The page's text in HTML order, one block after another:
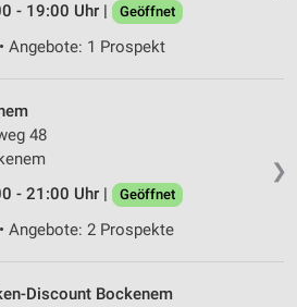
- 19:00 Uhr |
Geöffnet
Angebote: 1 Prospekt
❯
48
- 21:00 Uhr |
Geöffnet
Angebote: 2 Prospekte
Discount Bockenem